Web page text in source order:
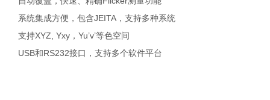
系统集成方便，包含JEITA ，支持多种系统
支持XYZ, Yxy ，Yu’v’等色空间
USB和 RS232接口，支持多个软件平台